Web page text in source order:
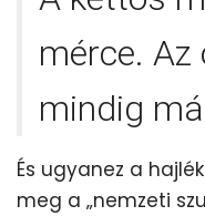
mérce. Az
mindig
És ugyanez a
meg a „nemzeti